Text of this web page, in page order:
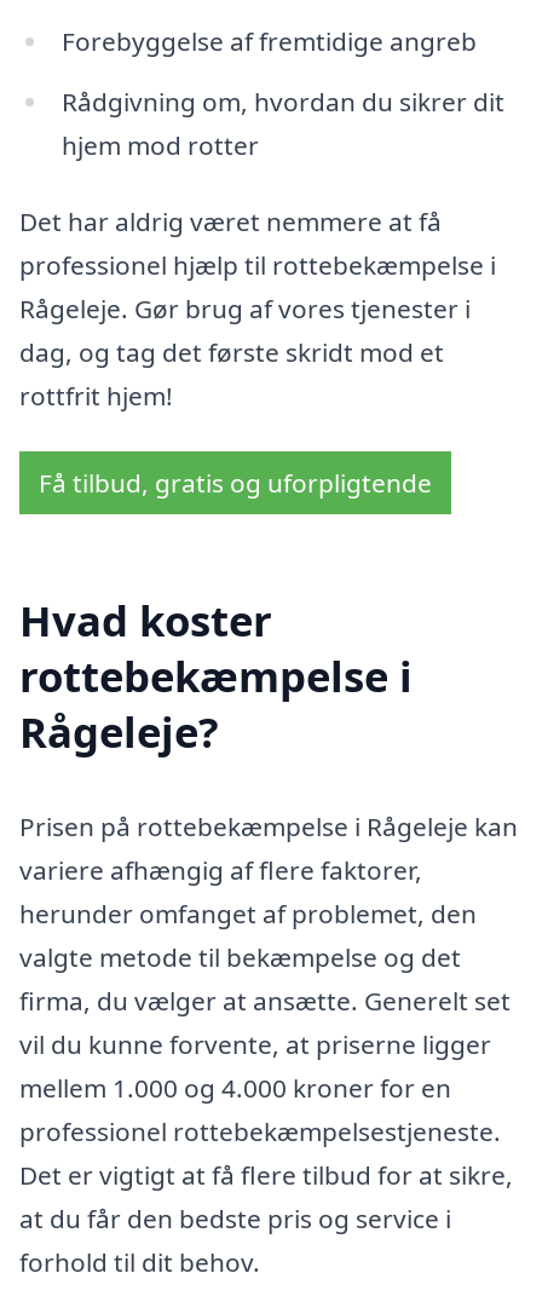
Forebyggelse af fremtidige angreb
Rådgivning om, hvordan du sikrer dit
hjem mod rotter
Det har aldrig været nemmere at få
professionel hjælp til rottebekæmpelse i
Rågeleje. Gør brug af vores tjenester i
dag, og tag det første skridt mod et
rottfrit hjem!
Få tilbud, gratis og uforpligtende
Hvad koster
rottebekæmpelse i
Rågeleje?
Prisen på rottebekæmpelse i Rågeleje kan
variere afhængig af flere faktorer,
herunder omfanget af problemet, den
valgte metode til bekæmpelse og det
firma, du vælger at ansætte. Generelt set
vil du kunne forvente, at priserne ligger
mellem 1.000 og 4.000 kroner for en
professionel rottebekæmpelsestjeneste.
Det er vigtigt at få flere tilbud for at sikre,
at du får den bedste pris og service i
forhold til dit behov.